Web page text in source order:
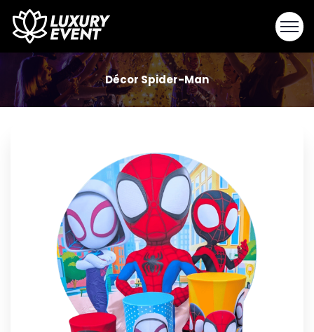
Décor Spider-Man